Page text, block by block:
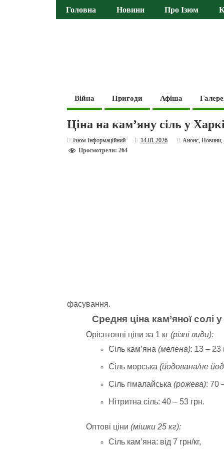
Головна Новини Про Ізюм
Війна Пригоди Афіша
Ціна на кам’яну сіль у
Ізюм Інформаційний 14.01.2026 Анонс,Новини,
Просмотрели: 264
фасування.
Средня ціна кам’яної солі
Орієнтовні ціни за 1 кг (різні види):
Сіль кам’яна (мелена): 13 – 23
Сіль морська (йодована/не
Сіль гімалайська (рожева): 70
Нітритна сіль: 40 – 53 грн.
Оптові ціни (мішки 25 кг):
Сіль кам’яна: від 7 грн/кг,